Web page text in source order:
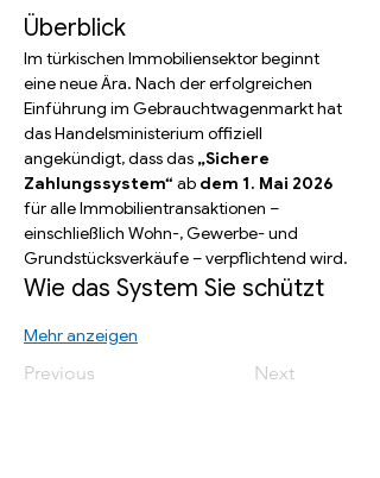
Überblick
Im türkischen Immobiliensektor beginnt
eine neue Ära. Nach der erfolgreichen
Einführung im Gebrauchtwagenmarkt hat
das Handelsministerium offiziell
angekündigt, dass das „Sichere
Zahlungssystem“ ab dem 1. Mai 2026
für alle Immobilientransaktionen –
einschließlich Wohn-, Gewerbe- und
Grundstücksverkäufe – verpflichtend wird.
Wie das System Sie schützt
Mehr anzeigen
Previous Next